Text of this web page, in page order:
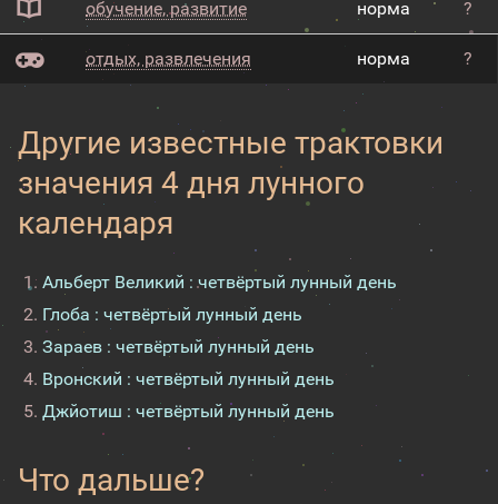
обучение, развитие норма ?
отдых, развлечения норма ?
Другие известные трактовки
значения 4 дня лунного
календаря
Альберт Великий : четвёртый лунный день
Глоба : четвёртый лунный день
Зараев : четвёртый лунный день
Вронский : четвёртый лунный день
Джйотиш : четвёртый лунный день
Что дальше?